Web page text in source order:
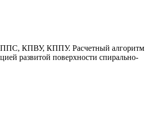
КППС, КПВУ, КППУ. Расчетный алгоритм
развитой поверхности спирально-